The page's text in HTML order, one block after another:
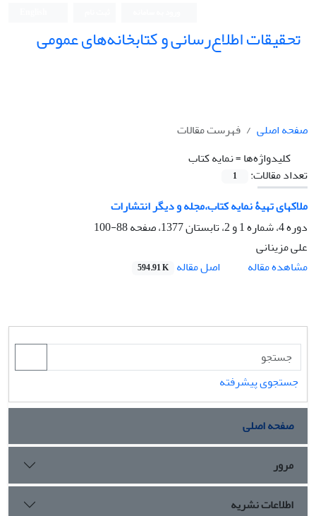
تحقیقات اطلاع‌رسانی و کتابخانه‌های عمومی
صفحه اصلی
فهرست مقالات
کلیدواژه‌ها =نمایه کتاب
تعداد مقالات:
1
ملاکهای تهیۀ نمایه کتاب،مجله و دیگر انتشارات
دوره 4، شماره 1 و 2، تابستان 1377، صفحه
88-100
علی مزینانی
مشاهده مقاله
اصل مقاله 594.91 K
جستجوی پیشرفته
صفحه اصلی
مرور
اطلاعات نشریه